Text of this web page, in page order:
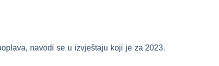
navodi se u izvještaju koji je za 2023.